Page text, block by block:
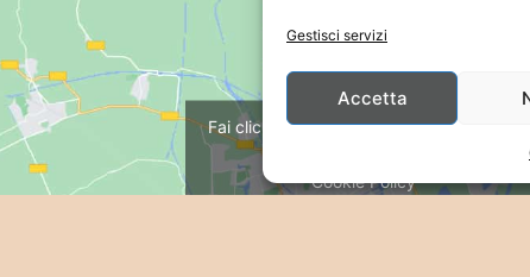
Gestisci servizi
Accetta
Fai clic su "Accetto" per abilitare Google
Cookie Policy